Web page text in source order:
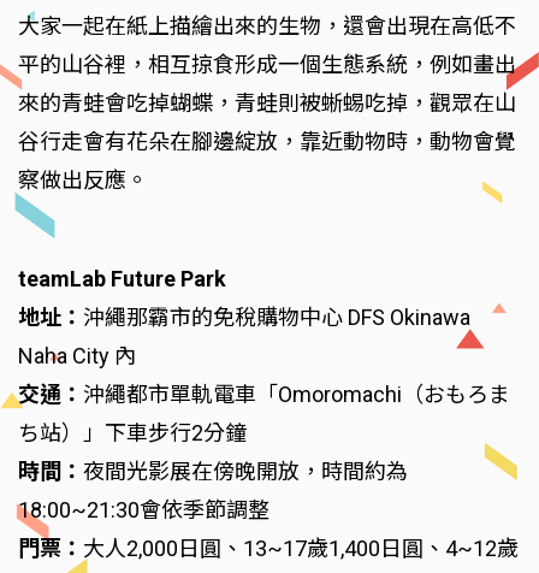
大家一起在紙上描繪出來的生物，還會出現在高低不
平的山谷裡，相互掠食形成一個生態系統，例如畫出
來的青蛙會吃掉蝴蝶，青蛙則被蜥蜴吃掉，觀眾在山
谷行走會有花朵在腳邊綻放，靠近動物時，動物會覺
察做出反應。
teamLab Future Park
地址： 沖繩那霸市的免稅購物中心 DFS Okinawa
Naha City 內
交通： 沖繩都市單軌電車「Omoromachi（おもろま
ち站）」下車步行2分鐘
時間： 夜間光影展在傍晚開放，時間約為
18:00~21:30會依季節調整
門票： 大人2,000日圓、13~17歲1,400日圓、4~12歲